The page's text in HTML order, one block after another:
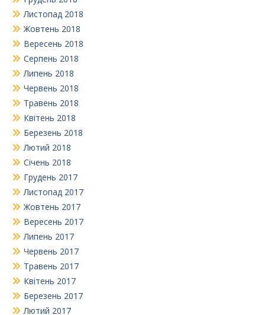
Листопад 2018
Жовтень 2018
Вересень 2018
Серпень 2018
Липень 2018
Червень 2018
Травень 2018
Квітень 2018
Березень 2018
Лютий 2018
Січень 2018
Грудень 2017
Листопад 2017
Жовтень 2017
Вересень 2017
Липень 2017
Червень 2017
Травень 2017
Квітень 2017
Березень 2017
Лютий 2017